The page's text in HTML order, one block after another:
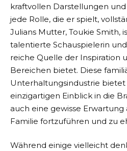
kraftvollen Darstellungen und
jede Rolle, die er spielt,
Julians Mutter, Toukie Smith,
talentierte Schauspielerin
reiche Quelle der Inspiration
Bereichen bietet. Diese
Unterhaltungsindustrie
einzigartigen Einblick in die
auch eine gewisse Erwartung
Familie fortzuführen und zu
Während einige vielleicht